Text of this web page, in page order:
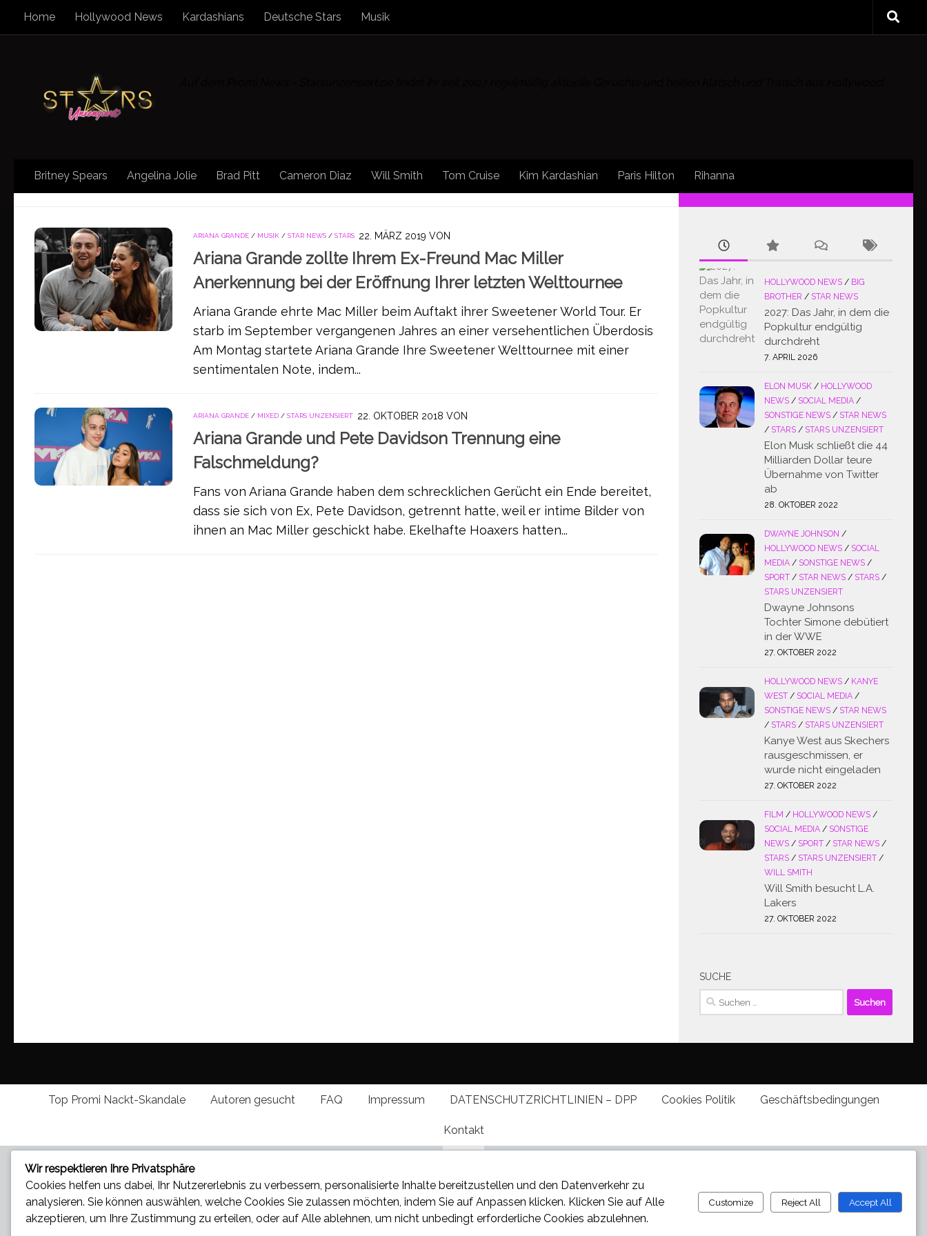
Zum Inhalt springen
Home Hollywood News Kardashians Deutsche Stars Musik
Britney Spears Angelina Jolie Brad Pitt Cameron Diaz Will Smith Tom Cruise Kim Kardashian Paris Hilton Rihanna
SCHLAGWÖRTER:
ARIANA GRANDE / MUSIK / STAR NEWS / STARS 22. MÄRZ 2019 VON
Ariana Grande zollte Ihrem Ex-Freund Mac Miller
Anerkennung bei der Eröffnung Ihrer letzten Welttournee
Ariana Grande ehrte Mac Miller beim Auftakt ihrer Sweetener World Tour. Er
starb im September vergangenen Jahres an einer versehentlichen Überdosis
Am Montag startete Ariana Grande Ihre Sweetener Welttournee mit einer
sentimentalen Note, indem...
ARIANA GRANDE / MIXED / STARS UNZENSIERT 22. OKTOBER 2018 VON
Ariana Grande und Pete Davidson Trennung eine
Falschmeldung?
Fans von Ariana Grande haben dem schrecklichen Gerücht ein Ende bereitet,
dass sie sich von Ex, Pete Davidson, getrennt hatte, weil er intime Bilder von
ihnen an Mac Miller geschickt habe. Ekelhafte Hoaxers hatten...
HOLLYWOOD NEWS / BIG
BROTHER / STAR NEWS
2027: Das Jahr, in dem die
Popkultur endgültig
durchdreht
7. APRIL 2026
ELON MUSK / HOLLYWOOD
NEWS / SOCIAL MEDIA /
SONSTIGE NEWS / STAR NEWS
/ STARS / STARS UNZENSIERT
Elon Musk schließt die 44
Milliarden Dollar teure
Übernahme von Twitter
ab
28. OKTOBER 2022
DWAYNE JOHNSON /
HOLLYWOOD NEWS / SOCIAL
MEDIA / SONSTIGE NEWS /
SPORT / STAR NEWS / STARS /
STARS UNZENSIERT
Dwayne Johnsons
Tochter Simone debütiert
in der WWE
27. OKTOBER 2022
HOLLYWOOD NEWS / KANYE
WEST / SOCIAL MEDIA /
SONSTIGE NEWS / STAR NEWS
/ STARS / STARS UNZENSIERT
Kanye West aus Skechers
rausgeschmissen, er
wurde nicht eingeladen
27. OKTOBER 2022
FILM / HOLLYWOOD NEWS /
SOCIAL MEDIA / SONSTIGE
NEWS / SPORT / STAR NEWS /
STARS / STARS UNZENSIERT /
WILL SMITH
Will Smith besucht L.A.
Lakers
27. OKTOBER 2022
SUCHE
Suchen
nach:
Top Promi Nackt-Skandale Autoren gesucht FAQ Impressum DATENSCHUTZRICHTLINIEN – DPP Cookies Politik Geschäftsbedingungen
Kontakt
Star und Promi News - Aktuelle Bilder, Videos und News über den neuesten Klatsch
Wir respektieren Ihre Privatsphäre
Cookies helfen uns dabei, Ihr Nutzererlebnis zu verbessern, personalisierte Inhalte bereitzustellen und den Datenverkehr zu
analysieren. Sie können auswählen, welche Cookies Sie zulassen möchten, indem Sie auf Anpassen klicken. Klicken Sie auf Alle
akzeptieren, um Ihre Zustimmung zu erteilen, oder auf Alle ablehnen, um nicht unbedingt erforderliche Cookies abzulehnen.
Customize Reject All Accept All